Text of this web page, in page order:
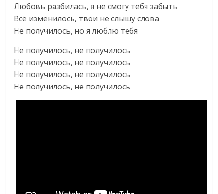
Любовь разбилась, я не смогу тебя забыть
Всё изменилось, твои не слышу слова
Не получилось, но я люблю тебя
Не получилось, не получилось
Не получилось, не получилось
Не получилось, не получилось
Не получилось, не получилось